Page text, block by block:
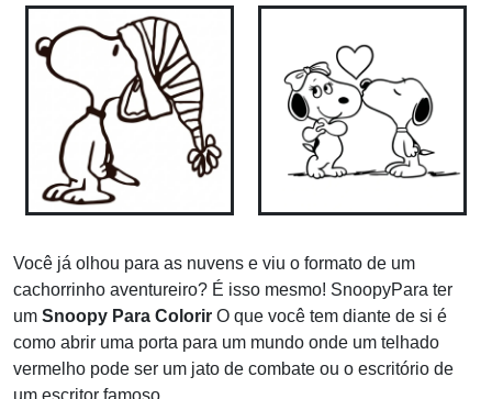
Você já olhou para as nuvens e viu o formato de um
cachorrinho aventureiro? É isso mesmo! SnoopyPara ter
um Snoopy Para Colorir O que você tem diante de si é
como abrir uma porta para um mundo onde um telhado
vermelho pode ser um jato de combate ou o escritório de
um escritor famoso.